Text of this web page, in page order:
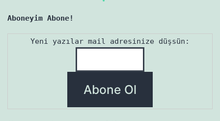
Aboneyim Abone!
Yeni yazılar mail adresinize düşsün: